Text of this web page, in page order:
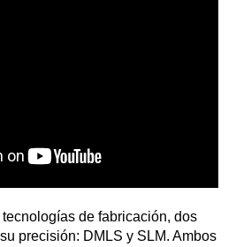
de fabricación, dos
precisión: DMLS y SLM. Ambos